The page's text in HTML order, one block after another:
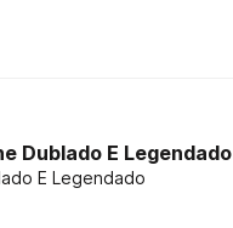
Dublado E Legendado
E Legendado